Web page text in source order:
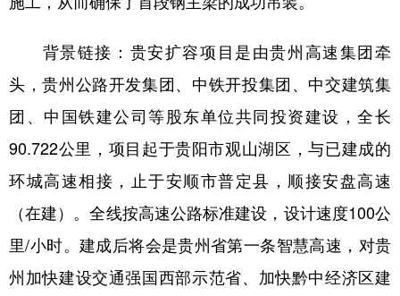
背景链接：贵安扩容项目是由贵州高速集团牵
头，贵州公路开发集团、中铁开投集团、中交建筑集
团、中国铁建公司等股东单位共同投资建设，全长
90.722公里，项目起于贵阳市观山湖区，与已建成的
环城高速相接，止于安顺市普定县，顺接安盘高速
（在建）。全线按高速公路标准建设，设计速度100公
里/小时。建成后将会是贵州省第一条智慧高速，对贵
州加快建设交通强国西部示范省、加快黔中经济区建